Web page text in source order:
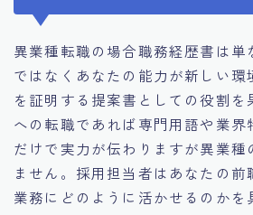
異業種転職の場合職務経歴書は単
ではなくあなたの能力が新しい環
を証明する提案書としての役割を
への転職であれば専門用語や業界
だけで実力が伝わりますが異業種
ません。採用担当者はあなたの前
業務にどのように活かせるのかを